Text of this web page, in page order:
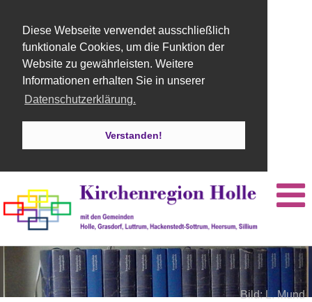
Diese Webseite verwendet ausschließlich
funktionale Cookies, um die Funktion der
Website zu gewährleisten. Weitere
Informationen erhalten Sie in unserer
Datenschutzerklärung.
Verstanden!
Bild: L. Mund
Bild: E. Brat